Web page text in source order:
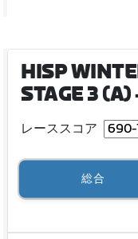
HISP
STAGE 3 (A)
レーススコア
総合